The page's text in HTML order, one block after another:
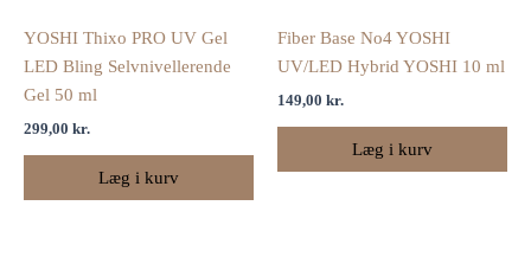
YOSHI Thixo PRO UV Gel
LED Bling Selvnivellerende
Gel 50 ml
299,00 kr.
Læg i kurv
Fiber Base No4 YOSHI
UV/LED Hybrid YOSHI 10 ml
149,00 kr.
Læg i kurv